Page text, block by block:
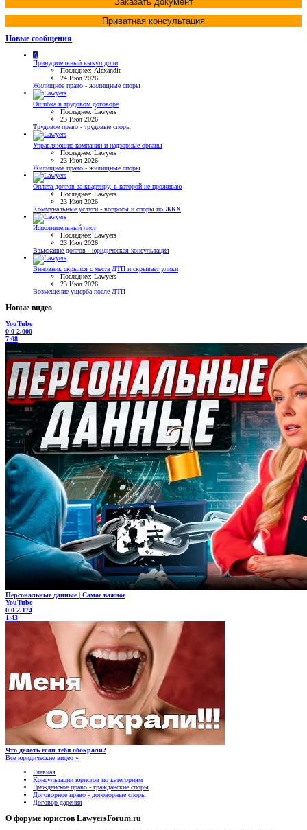
Приватная консультация
Новые сообщения
A
Принудительный выкуп доли
Последнее: Alexandit
24 Июл 2026
Жилищное право - жилищные споры
Ошибка в трудовом договоре
Последнее: Lawyers
23 Июл 2026
Трудовое право - трудовые споры
Управляющие компании и надзорные органы
Последнее: Lawyers
23 Июл 2026
Жилищное право - жилищные споры
Оплата долгов за квартиру, в которой не проживаю
Последнее: Lawyers
23 Июл 2026
Коммунальные услуги - вопросы и споры по ЖКХ
Исполнительный лист
Последнее: Lawyers
23 Июл 2026
Взыскание долгов - юридическая консультация
Виновник скрылся с места ДТП и скрывает улики
Последнее: Lawyers
23 Июл 2026
Возмещение ущерба после ДТП
Новые видео
YouTube
0 0 2.000
7:08
Персональные данные | Самое важное
YouTube
0 0 2.174
1:43
Что делать если тебя обокрали?
Все юридические видео »
Главная
Консультации юристов по категориям
Гражданское право - гражданские споры
Договорное право - договорные споры
Договор дарения
О форуме юристов LawyersForum.ru